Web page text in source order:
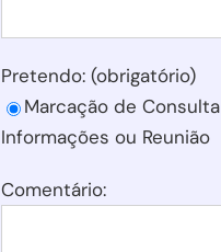
Pretendo: (obrigatório)
Marcação de Consulta
Informações ou Reunião
Comentário: